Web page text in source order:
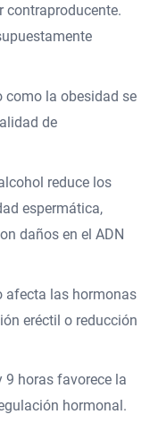
contraproducente.
como la obesidad se
de
reduce los
espermática,
daños en el ADN
afecta las hormonas
eréctil o reducción
9 horas favorece la
hormonal.